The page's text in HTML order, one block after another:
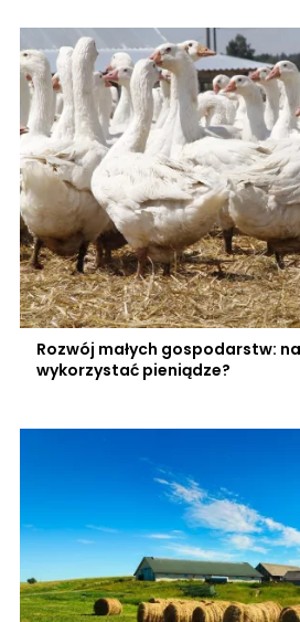
Rozwój małych gospodarstw:
wykorzystać pieniądze?